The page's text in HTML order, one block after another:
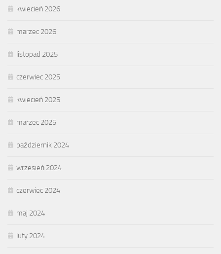
kwiecień 2026
marzec 2026
listopad 2025
czerwiec 2025
kwiecień 2025
marzec 2025
październik 2024
wrzesień 2024
czerwiec 2024
maj 2024
luty 2024